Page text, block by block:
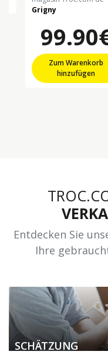
Grigny
Zum Warenkorb
hinzufügen
Entdecken Sie
Ihre
SCHÄTZUNG